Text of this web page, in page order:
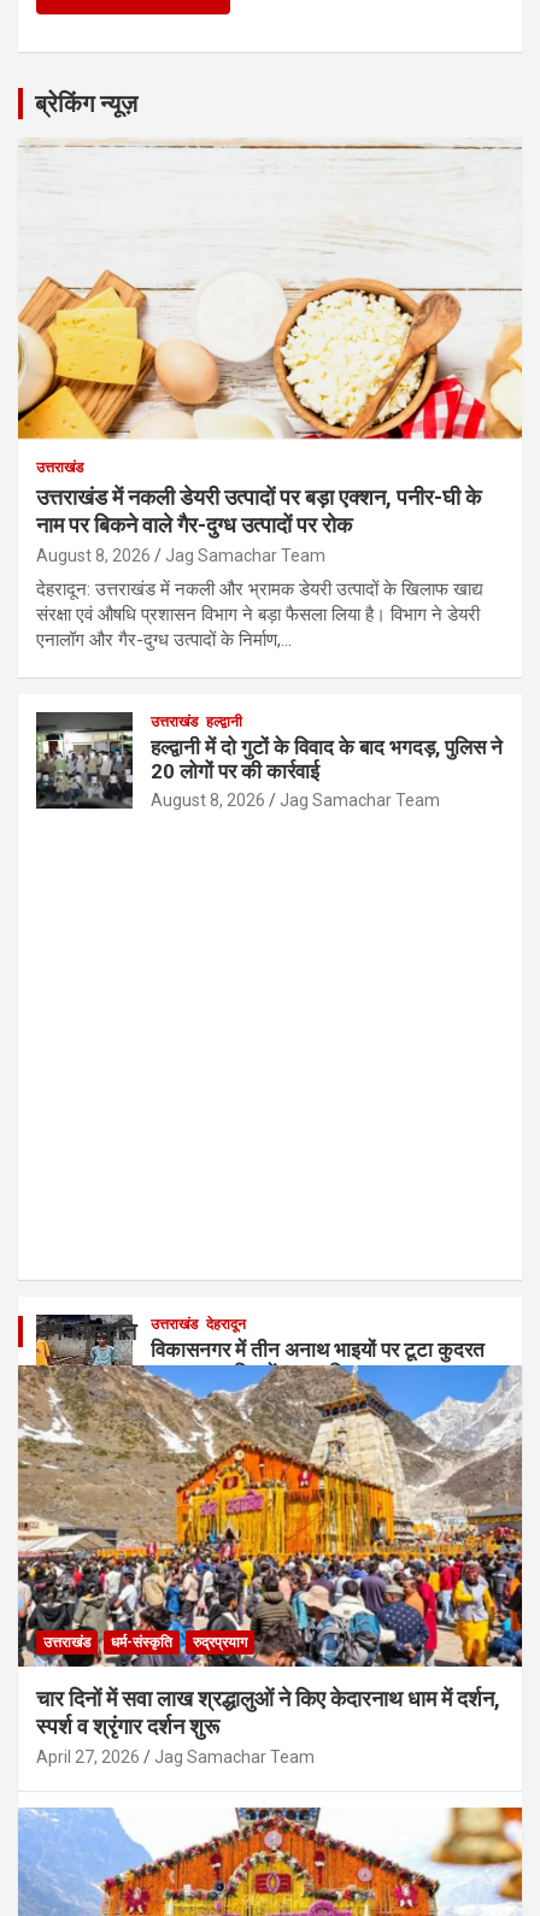
ब्रेकिंग न्यूज़
उत्तराखंड
उत्तराखंड में नकली डेयरी उत्पादों पर बड़ा एक्शन, पनीर-घी के
नाम पर बिकने वाले गैर-दुग्ध उत्पादों पर रोक
August 8, 2026 Jag Samachar Team
देहरादून: उत्तराखंड में नकली और भ्रामक डेयरी उत्पादों के खिलाफ खाद्य
संरक्षा एवं औषधि प्रशासन विभाग ने बड़ा फैसला लिया है। विभाग ने डेयरी
एनालॉग और गैर-दुग्ध उत्पादों के निर्माण,…
उत्तराखंड हल्द्वानी
हल्द्वानी में दो गुटों के विवाद के बाद भगदड़, पुलिस ने
20 लोगों पर की कार्रवाई
August 8, 2026 Jag Samachar Team
उत्तराखंड देहरादून
विकासनगर में तीन अनाथ भाइयों पर टूटा कुदरत
का कहर, बारिश में ढहा आशियाना
August 7, 2026 Jag Samachar Team
धर्म-संस्कृति
उत्तराखंड धर्म-संस्कृति रुद्रप्रयाग
चार दिनों में सवा लाख श्रद्धालुओं ने किए केदारनाथ धाम में दर्शन,
स्पर्श व श्रृंगार दर्शन शुरू
April 27, 2026 Jag Samachar Team